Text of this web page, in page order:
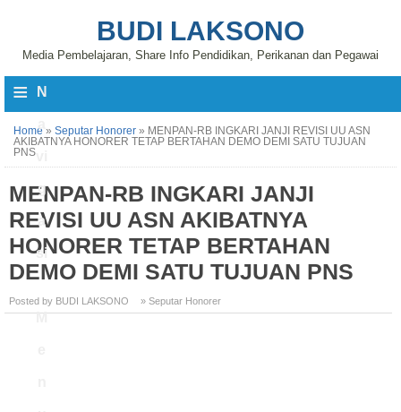
BUDI LAKSONO
Media Pembelajaran, Share Info Pendidikan, Perikanan dan Pegawai
≡ N
g
a
si
M
Home » Seputar Honorer » MENPAN-RB INGKARI JANJI REVISI UU ASN
AKIBATNYA HONORER TETAP BERTAHAN DEMO DEMI SATU TUJUAN
PNS
MENPAN-RB INGKARI JANJI
REVISI UU ASN AKIBATNYA
HONORER TETAP BERTAHAN
DEMO DEMI SATU TUJUAN PNS
Posted by BUDI LAKSONO » Seputar Honorer